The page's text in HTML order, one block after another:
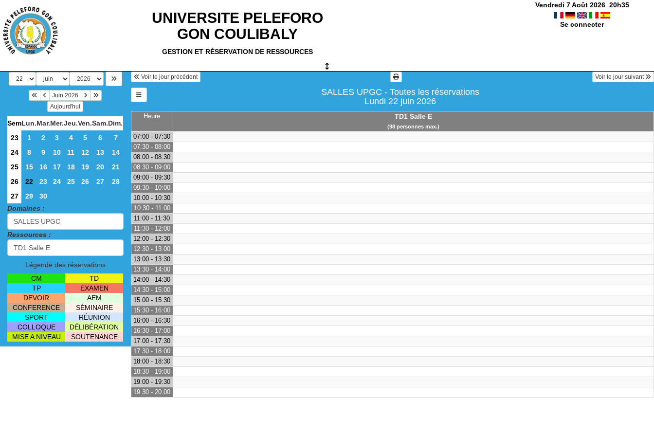
UNIVERSITE PELEFORO
GON COULIBALY
GESTION ET RÉSERVATION DE RESSOURCES
Vendredi 7 Août 2026 20h35
Se connecter
Juin 2026
Aujourd'hui
SemLun.Mar.Mer.Jeu.Ven.Sam.Dim.
23
1 2 3 4 5 6
7
24
8 9 10 11 12 13
14
25
15 16 17 18 19 20
21
26
22 23 24 25 26 27
28
27
29
30
Domaines :
Ressources :
Légende des réservations
CM
TD
TP
EXAMEN
DEVOIR
AEM
CONFERENCE
SÉMINAIRE
SPORT
RÉUNION
COLLOQUE
DÉLIBÉRATION
MISE A NIVEAU
SOUTENANCE
Voir le jour précédent Voir le jour suivant
SALLES UPGC - Toutes les réservations
Lundi 22 juin 2026
Heure TD1 Salle E
(98 personnes max.)
07:00 - 07:30
07:30 - 08:00
08:00 - 08:30
08:30 - 09:00
09:00 - 09:30
09:30 - 10:00
10:00 - 10:30
10:30 - 11:00
11:00 - 11:30
11:30 - 12:00
12:00 - 12:30
12:30 - 13:00
13:00 - 13:30
13:30 - 14:00
14:00 - 14:30
14:30 - 15:00
15:00 - 15:30
15:30 - 16:00
16:00 - 16:30
16:30 - 17:00
17:00 - 17:30
17:30 - 18:00
18:00 - 18:30
18:30 - 19:00
19:00 - 19:30
19:30 - 20:00